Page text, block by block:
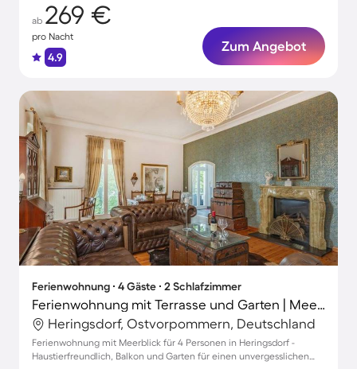
ab 269 €
pro Nacht
4.9
Zum Angebot
Ferienwohnung ∙ 4 Gäste ∙ 2 Schlafzimmer
Ferienwohnung mit Terrasse und Garten | Meerblick
Heringsdorf, Ostvorpommern, Deutschland
Ferienwohnung mit Meerblick für 4 Personen in Heringsdorf -
Haustierfreundlich, Balkon und Garten für einen unvergesslichen